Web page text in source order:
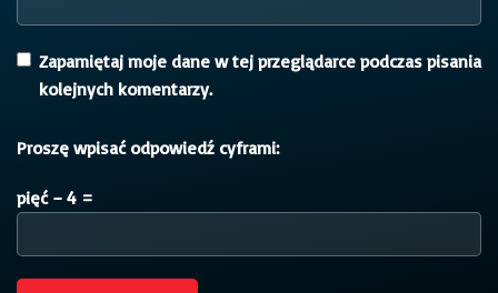
Zapamiętaj moje dane w tej przeglądarce podczas pisania
kolejnych komentarzy.
Proszę wpisać odpowiedź cyframi:
pięć − 4 =